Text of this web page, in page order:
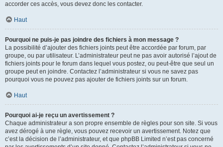
accorder ces accès, vous devez donc les contacter.
Haut
Pourquoi ne puis-je pas joindre des fichiers à mon message ?
La possibilité d’ajouter des fichiers joints peut être accordée par forum, par
groupe, ou par utilisateur. L’administrateur peut ne pas avoir autorisé l’ajout de
fichiers joints pour le forum dans lequel vous postez, ou peut-être que seul un
groupe peut en joindre. Contactez l’administrateur si vous ne savez pas
pourquoi vous ne pouvez pas ajouter de fichiers joints sur un forum.
Haut
Pourquoi ai-je reçu un avertissement ?
Chaque administrateur a son propre ensemble de règles pour son site. Si vous
avez dérogé à une règle, vous pouvez recevoir un avertissement. Notez que
c’est la décision de l’administrateur, et que phpBB Limited n’est pas concerné